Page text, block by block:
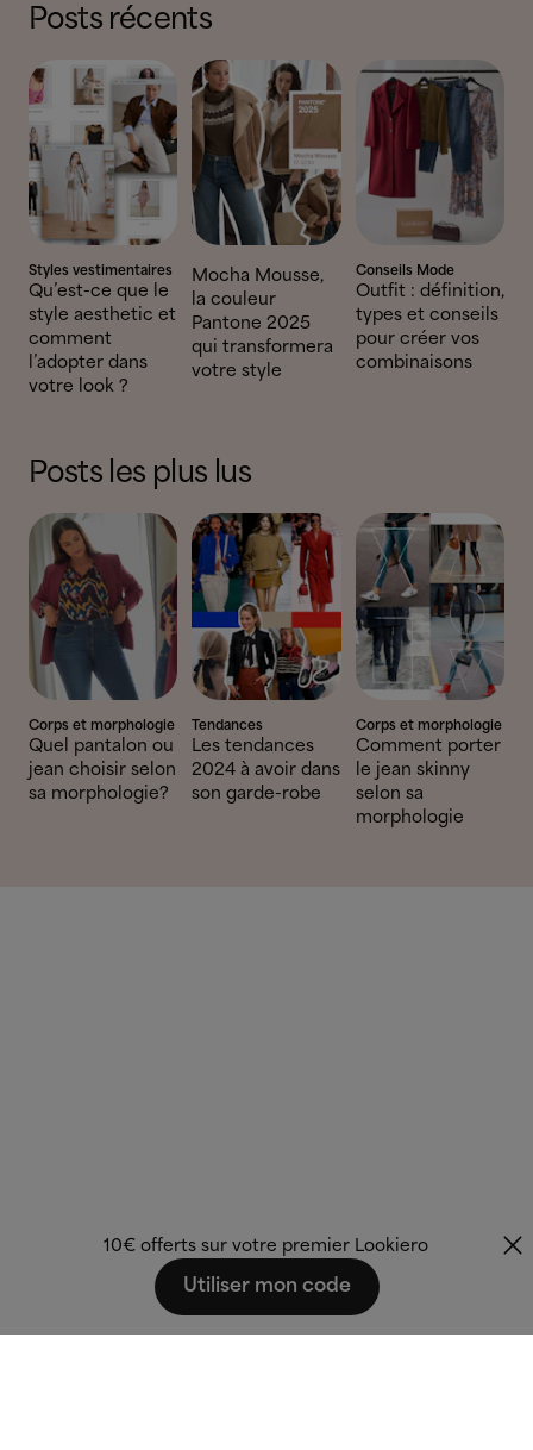
Posts récents
Styles vestimentaires
Qu’est-ce que le
style aesthetic et
comment
l’adopter dans
votre look ?
Mocha Mousse,
la couleur
Pantone 2025
qui transformera
votre style
Conseils Mode
Outfit : définition,
types et conseils
pour créer vos
combinaisons
Posts les plus lus
Corps et morphologie
Quel pantalon ou
jean choisir selon
sa morphologie?
Tendances
Les tendances
2024 à avoir dans
son garde-robe
Corps et morphologie
Comment porter
le jean skinny
selon sa
morphologie
10€ offerts sur votre premier Lookiero
Utiliser mon code